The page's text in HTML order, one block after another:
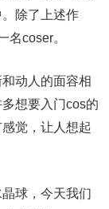
除了上述作
名coser。
动人的面容相
想要入门cos的
觉，让人想起
球，今天我们